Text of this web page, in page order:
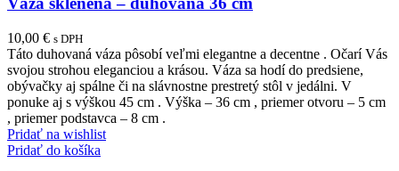
10,00 € s DPH
Táto duhovaná váza pôsobí veľmi elegantne a decentne . Očarí Vás
svojou strohou eleganciou a krásou. Váza sa hodí do predsiene,
obývačky aj spálne či na slávnostne prestretý stôl v jedálni. V
ponuke aj s výškou 45 cm . Výška – 36 cm , priemer otvoru – 5 cm
, priemer podstavca – 8 cm .
Pridať na wishlist
Pridať do košíka